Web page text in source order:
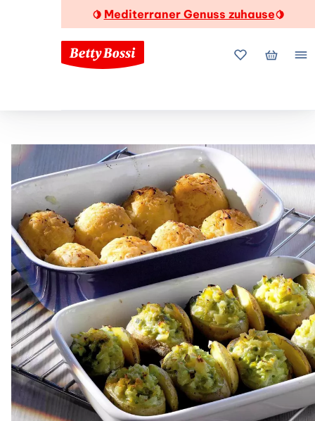
🍋 Mediterraner Genuss zuhause🍋
MeineMein